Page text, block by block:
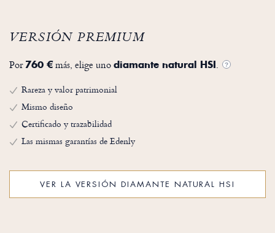
VERSIÓN PREMIUM
Por760 €más, elige uno diamante natural HSI. ?
Rareza y valor patrimonial
Mismo diseño
Certificado y trazabilidad
Las mismas garantías de Edenly
VER LA VERSIÓN DIAMANTE NATURAL HSI